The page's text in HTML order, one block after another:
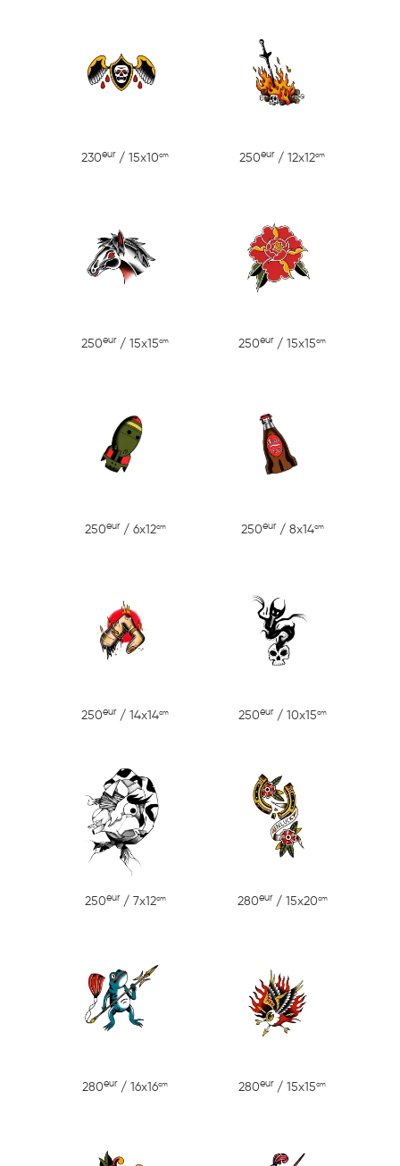
230eur / 15x10cm 250eur / 12x12cm
250eur / 15x15cm 250eur / 15x15cm
250eur / 6x12cm 250eur / 8x14cm
250eur / 14x14cm 250eur / 10x15cm
250eur / 7x12cm 280eur / 15x20cm
280eur / 16x16cm 280eur / 15x15cm